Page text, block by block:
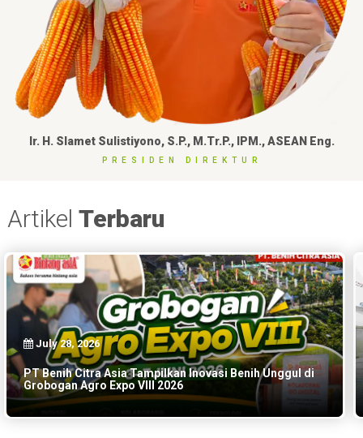
Ir. H. Slamet Sulistiyono, S.P., M.Tr.P., IPM., ASEAN Eng.
PRESIDEN DIREKTUR
Artikel Terbaru
July 28, 2026
PT Benih Citra Asia Tampilkan Inovasi Benih Unggul di
Grobogan Agro Expo VIII 2026